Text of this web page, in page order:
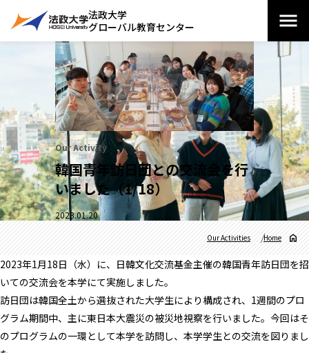
法政大学
グローバル教育センター
Our Activity
韓国青年訪日団との交流会を行
いました（1/18）
2023.01.20
Home
Our Activities
2023年1月18日（水）に、日韓文化交流基金主催の韓国青年訪日団を招
いての交流会を本学にて実施しました。
訪日団は韓国全土から選抜された大学生により構成され、1週間のプロ
グラム期間中、主に東日本大震災の被災地視察を行いました。今回はそ
のプログラムの一環として本学を訪問し、本学学生との交流を図りまし